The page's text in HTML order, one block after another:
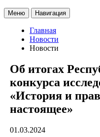
Меню Навигация
Главная
Новости
Новости
Об итогах
конкурса
«История и
настоящее»
01.03.2024